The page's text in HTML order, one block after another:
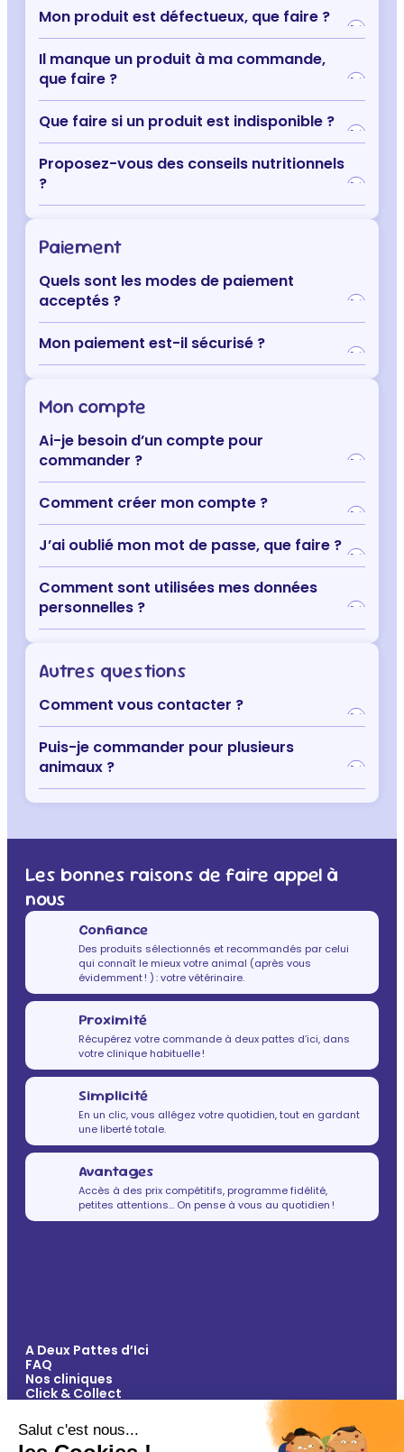
Mon produit est défectueux, que faire ?
Il manque un produit à ma commande,
que faire ?
Que faire si un produit est indisponible ?
Proposez-vous des conseils nutritionnels
?
Paiement
Quels sont les modes de paiement
acceptés ?
Mon paiement est-il sécurisé ?
Mon compte
Ai-je besoin d’un compte pour
commander ?
Comment créer mon compte ?
J’ai oublié mon mot de passe, que faire ?
Comment sont utilisées mes données
personnelles ?
Autres questions
Comment vous contacter ?
Puis-je commander pour plusieurs
animaux ?
Les bonnes raisons de faire appel à
nous
Confiance
Des produits sélectionnés et recommandés par celui
qui connaît le mieux votre animal (après vous
évidemment ! ) : votre vétérinaire.
Proximité
Récupérez votre commande à deux pattes d’ici, dans
votre clinique habituelle !
Simplicité
En un clic, vous allégez votre quotidien, tout en gardant
une liberté totale.
Avantages
Accès à des prix compétitifs, programme fidélité,
petites attentions… On pense à vous au quotidien !
A Deux Pattes d’Ici
FAQ
Nos cliniques
Click & Collect
Vos avantages
Conseils